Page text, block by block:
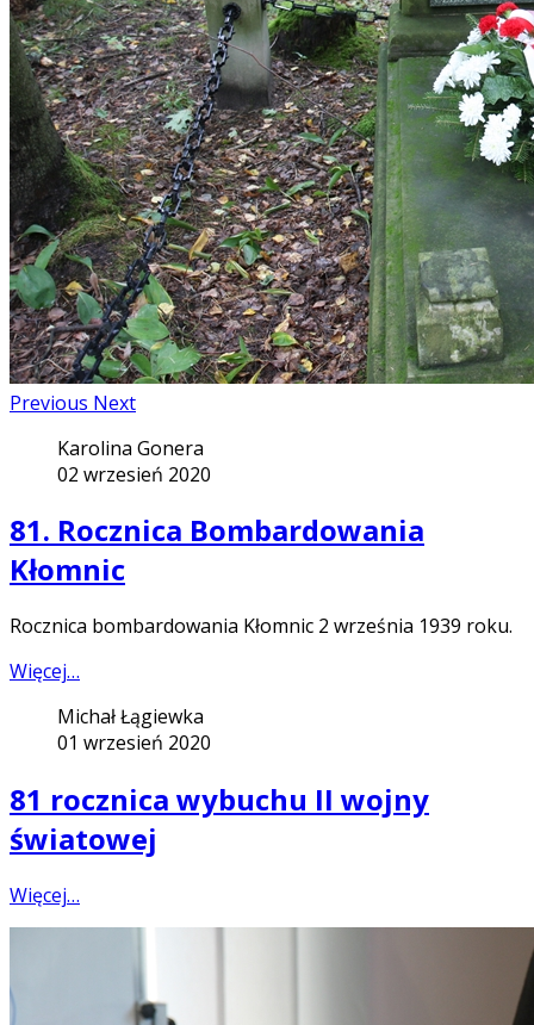
Previous Next
Karolina Gonera
02 wrzesień 2020
81. Rocznica Bombardowania
Kłomnic
Rocznica bombardowania Kłomnic 2 września 1939 roku.
Więcej…
Michał Łągiewka
01 wrzesień 2020
81 rocznica wybuchu II wojny
światowej
Więcej…